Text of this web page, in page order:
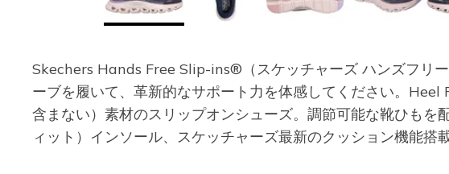
Skechers Hands Free Slip-ins®（スケッチャーズ ハンズフリ
ーブを履いて、革新的なサポート力を体感してください。
含まない）素材のスリップオンシューズ。調節可能な靴ひも
ィット）インソール、スケッチャーズ最新のクッション機能